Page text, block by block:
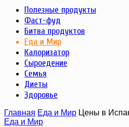
Полезные продукты
Фаст-фуд
Битва продуктов
Еда и Мир
Калоризатор
Сыроедение
Семья
Диеты
Здоровье
Главная Еда и Мир Цены в
Еда и Мир